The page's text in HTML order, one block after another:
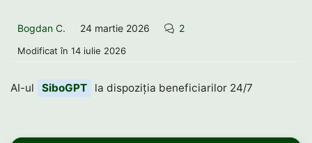
Bogdan C. 24 martie 2026 2
Modificat în 14 iulie 2026
AI-ul SiboGPT la dispoziția beneficiarilor 24/7